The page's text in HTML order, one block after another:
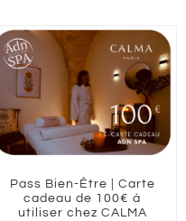
Pass Bien-Être | Carte
cadeau de 100€ à
utiliser chez CALMA